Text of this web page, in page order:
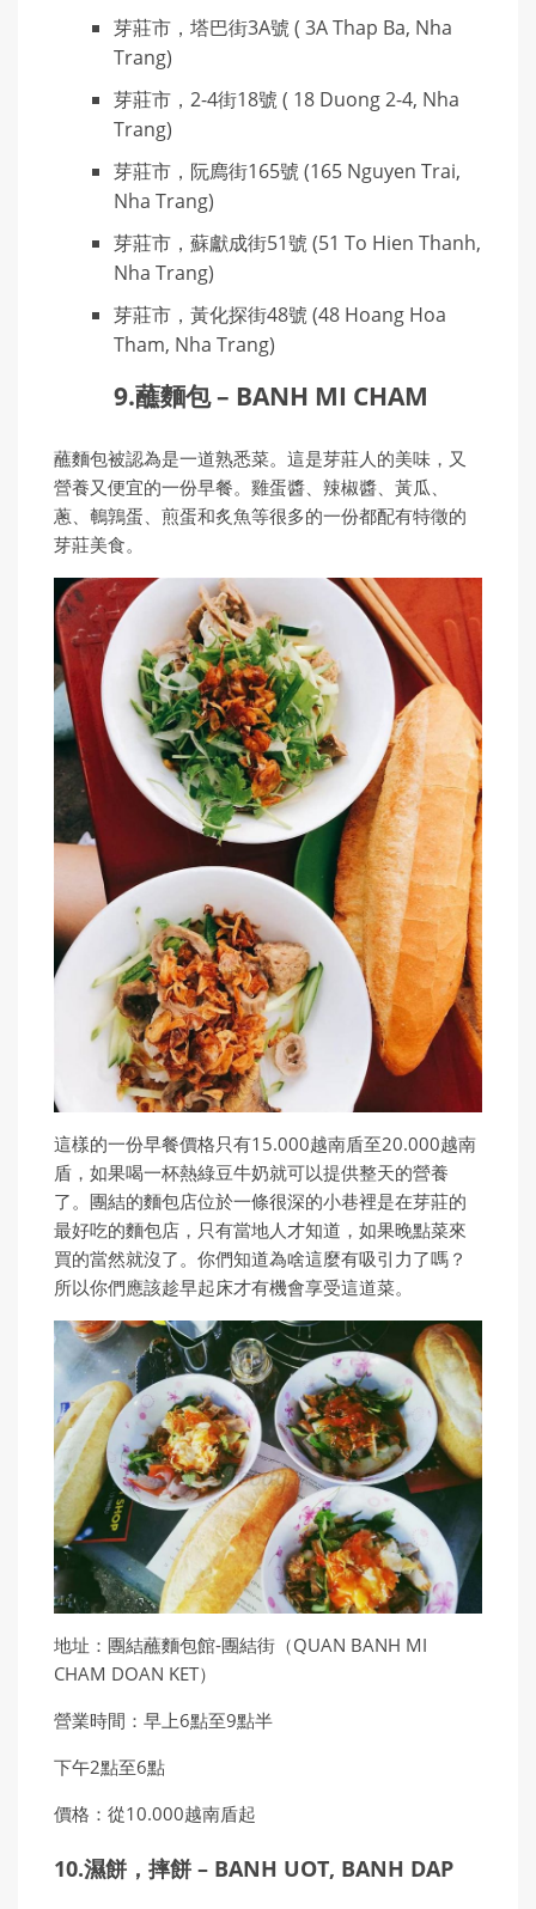
芽莊市，塔巴街3A號 ( 3A Thap Ba, Nha
Trang)
芽莊市，2-4街18號 ( 18 Duong 2-4, Nha
Trang)
芽莊市，阮廌街165號 (165 Nguyen Trai,
Nha Trang)
芽莊市，蘇獻成街51號 (51 To Hien Thanh,
Nha Trang)
芽莊市，黃化探街48號 (48 Hoang Hoa
Tham, Nha Trang)
9.蘸麵包 – BANH MI CHAM
蘸麵包被認為是一道熟悉菜。這是芽莊人的美味，又
營養又便宜的一份早餐。雞蛋醬、辣椒醬、黃瓜、
蔥、鵪鶉蛋、煎蛋和炙魚等很多的一份都配有特徵的
芽莊美食。
這樣的一份早餐價格只有15.000越南盾至20.000越南
盾，如果喝一杯熱綠豆牛奶就可以提供整天的營養
了。團結的麵包店位於一條很深的小巷裡是在芽莊的
最好吃的麵包店，只有當地人才知道，如果晚點菜來
買的當然就沒了。你們知道為啥這麼有吸引力了嗎？
所以你們應該趁早起床才有機會享受這道菜。
地址：團結蘸麵包館-團結街（QUAN BANH MI
CHAM DOAN KET）
營業時間：早上6點至9點半
下午2點至6點
價格：從10.000越南盾起
10.濕餅，摔餅 – BANH UOT, BANH DAP